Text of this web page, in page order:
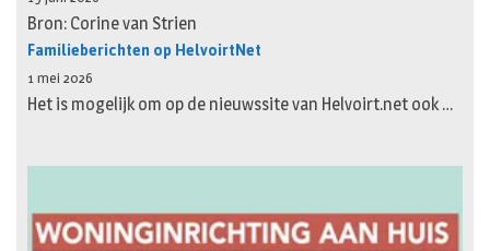
Bron: Corine van Strien
Familieberichten op HelvoirtNet
1 mei 2026
Het is mogelijk om op de nieuwssite van Helvoirt.net ook …